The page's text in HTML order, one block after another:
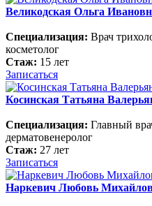
Великодская Ольга
Специализация: Врач
косметолог
Стаж: 15 лет
Записаться
Косинская Татьяна
Специализация: Главный
дерматовенеролог
Стаж: 27 лет
Записаться
Наркевич Любовь